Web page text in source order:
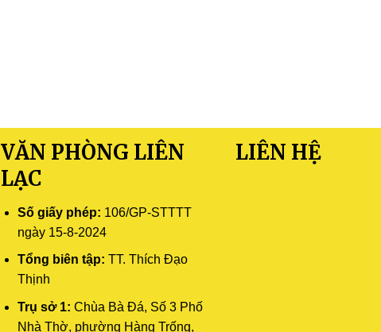
VĂN PHÒNG LIÊN
LẠC
Số giấy phép: 106/GP-STTTT
ngày 15-8-2024
Tổng biên tập: TT. Thích Đạo
Thịnh
Trụ sở 1: Chùa Bà Đá, Số 3 Phố
Nhà Thờ, phường Hàng Trống,
LIÊN HỆ